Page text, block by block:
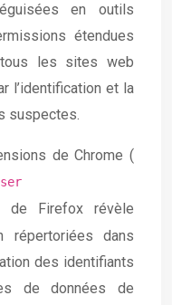
en outils
étendues
tous les sites web
l’identification et la
suspectes.
de Chrome (
Firefox révèle
répertoriées dans
des identifiants
de données de